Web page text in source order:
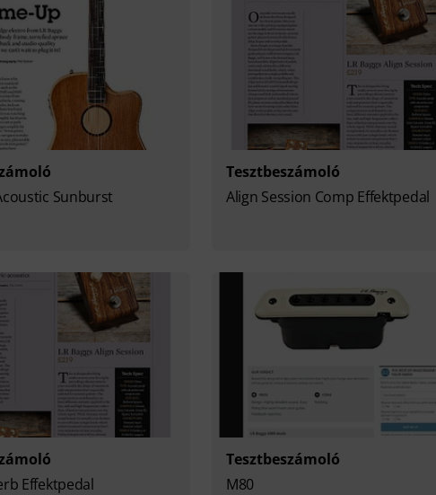
Sunburst
Tesztbeszámoló
Align Session Comp Effektpedal
Effektpedal
Tesztbeszámoló
M80